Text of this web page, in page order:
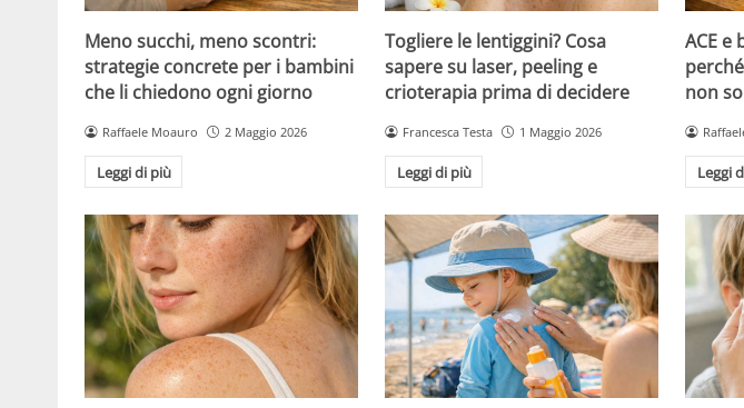
Meno succhi, meno scontri:
strategie concrete per i bambini
che li chiedono ogni giorno
Raffaele Moauro 2 Maggio 2026
Leggi di più
Togliere le lentiggini? Cosa
sapere su laser, peeling e
crioterapia prima di decidere
Francesca Testa 1 Maggio 2026
Leggi di più
ACE e
non
Leggi